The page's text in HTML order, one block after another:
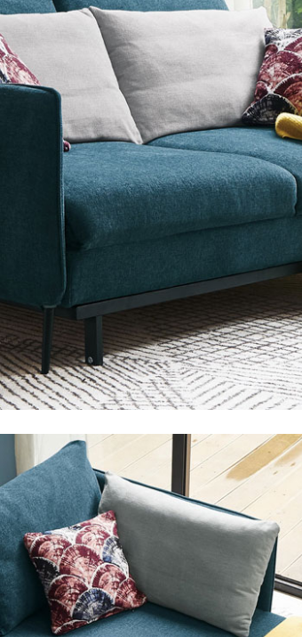
＊A108產品另收運費
門
石
$ 9,000以上：免運費
$ 9,000以下：NT$500元
＊A108產品另收運費
$ 9,000以上：免運費
$ 9,000以下：NT$500元
＊A108產品另收運費
卓
配送天數：5~14天
到貨時間：指定送貨日當天以電話聯絡確認
｜周（一）配送部門固定公休無送貨｜
市、新北市地區固定每周(三)、(日)兩天收送
嘉義、台南、高雄、屏東、宜蘭、 花蓮、台東
問題，並非一般快速到貨商品，無法指定特定
天在家等貨，以節省您的寶貴時間。
故暫無法配送至百貨公司內部。
，發票將於商品完成出貨15個工作天另行寄
起七日內通知本公司客服人員，我們將為您更
全新狀態且完整包裝，床墊、床包、枕頭類
有附隨文件或資料之完整性)，若未依照上述
可能會因個人電腦螢幕的設定色差或解析度
換貨， 需自付來回運費及人資成本，請您訂
物件因為人工丈量，難免會有些許誤差值(約
請於收到貨7日內通知客服人員(Line@ ID：
若發生非本司因素致使之汙損破壞，恕無法辦
周(三)、(日)兩天收送貨，敬請見諒！
，超過7日鑑賞期，商品使用年限，因客人使
短缺，則維修、搬運費用，需由消費者自行吸
賞期非試用期)，若非商品品質瑕疵問題於鑑
合之商品則無享有商品一年保固之服務。